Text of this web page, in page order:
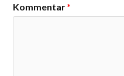
Kommentar*